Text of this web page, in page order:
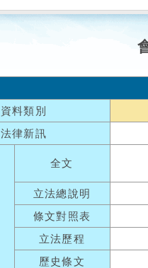
資料類別
法律新訊
全文
立法總說明
條文對照表
立法歷程
歷史條文